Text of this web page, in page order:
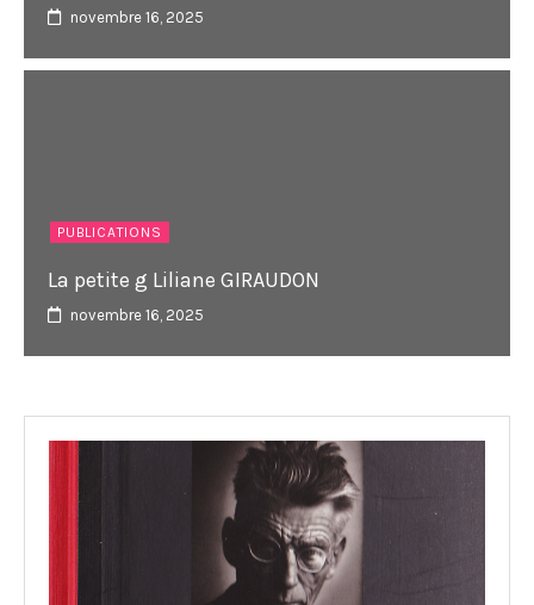
novembre 16, 2025
PUBLICATIONS
La petite g Liliane GIRAUDON
novembre 16, 2025